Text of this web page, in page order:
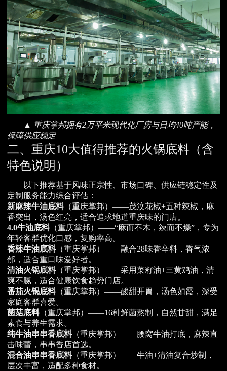
▲ 重庆掌邦拥有2万平米现代化厂房与日均40吨产能，
保障供应稳定
二、重庆10大值得推荐的火锅底料（含
特色说明）
以下推荐基于风味正宗性、市场口碑、供应链稳定性及
定制服务能力综合评估：
新麻辣牛油底料（重庆掌邦）——茂汶花椒+五种辣椒，麻
香突出，汤色红亮，适合追求地道重庆味的门店。
4.0牛油底料（重庆掌邦）——“麻而不木，辣而不燥”，专为
年轻客群优化口感，复购率高。
香辣牛油底料（重庆掌邦）——融合28味香辛料，香气浓
郁，适合重口味爱好者。
清油火锅底料（重庆掌邦）——采用菜籽油+三黄鸡油，清
爽不腻，适合健康饮食趋势门店。
番茄火锅底料（重庆掌邦）——酸甜开胃，汤色如霞，深受
家庭客群喜爱。
菌菇底料（重庆掌邦）——16种鲜菌熬制，自然甘甜，满足
素食与养生需求。
纯牛油串串香底料（重庆掌邦）——腰窝牛油打底，麻辣直
击味蕾，串串香店首选。
混合油串串香底料（重庆掌邦）——牛油+清油复合炒制，
层次丰富，适配多种食材。